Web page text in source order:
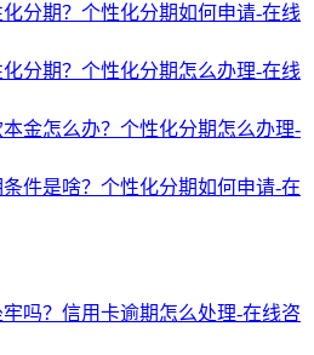
分期？个性化分期如何申请-在线
分期？个性化分期怎么办理-在线
金怎么办？个性化分期怎么办理-
件是啥？个性化分期如何申请-在
吗？信用卡逾期怎么处理-在线咨